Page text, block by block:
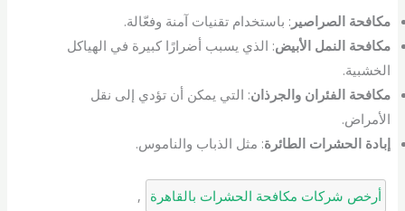
مكافحة الصراصير : باستخدام تقنيات آمنة وفعّالة.
مكافحة النمل الأبيض: الذي يسبب أضرارًا كبيرة في الهياكل
الخشبية.
مكافحة الفئران والجرذان: التي يمكن أن تؤدي إلى نقل
الأمراض.
إبادة الحشرات الطائرة: مثل الذباب والناموس.
أرخص شركات مكافحة الحشرات بالقاهرة ,